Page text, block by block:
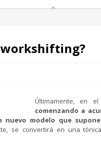
workshifting?
Últimamente, en
comenzando a
nuevo modelo que
se convertirá en una